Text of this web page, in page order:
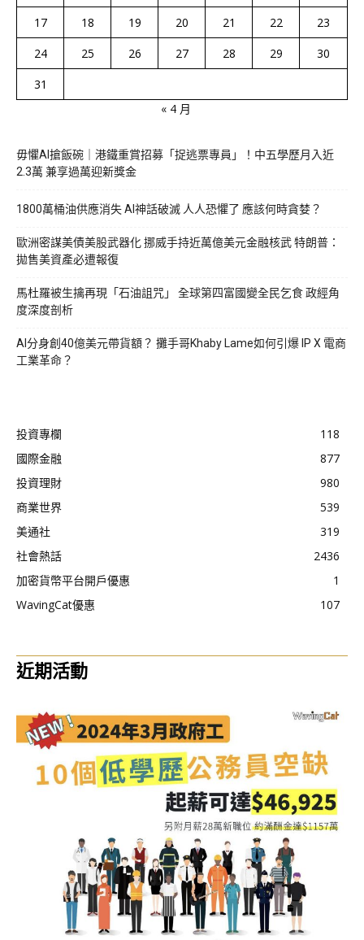
17
18 19 20 21 22
23
24
25 26 27 28 29
30
31
« 4 月
毋懼AI搶飯碗｜港鐵重賞招募「捉逃票專員」！中五學歷月入近
2.3萬 兼享過萬迎新獎金
1800萬桶油供應消失 AI神話破滅 人人恐懼了 應該何時貪婪？
歐洲密謀美債美股武器化 挪威手持近萬億美元金融核武 特朗普：
拋售美資產必遭報復
馬杜羅被生擒再現「石油詛咒」 全球第四富國變全民乞食 政經角
度深度剖析
AI分身創40億美元帶貨額？ 攤手哥Khaby Lame如何引爆 IP X 電商
工業革命？
投資專欄
118
國際金融
877
投資理財
980
商業世界
539
美通社
319
社會熱話
2436
加密貨幣平台開戶優惠
1
WavingCat優惠
107
近期活動